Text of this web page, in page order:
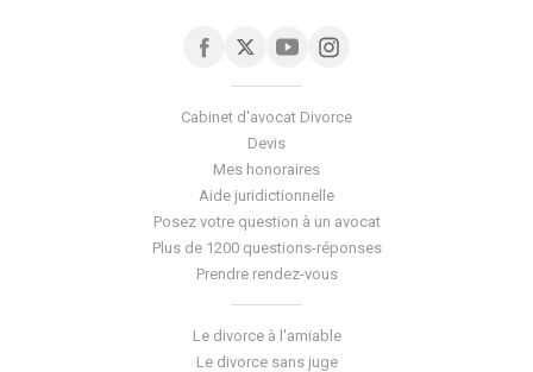
Cabinet d'avocat Divorce
Devis
Mes honoraires
Aide juridictionnelle
Posez votre question à un avocat
Plus de 1200 questions-réponses
Prendre rendez-vous
Le divorce à l'amiable
Le divorce sans juge